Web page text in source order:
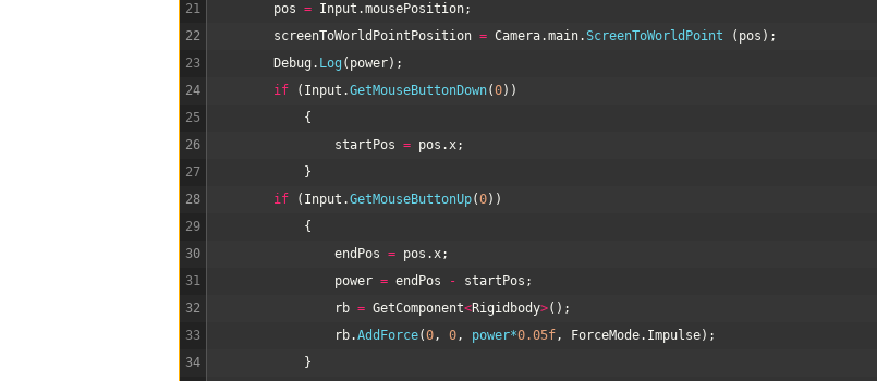
21
22
23
24
25
26
27
28
29
30
31
32
33
34
pos = Input .mousePosition;
screenToWorldPointPosition = Camera.main.ScreenToWorldPoint ( pos ) ;
Debug . Log ( power) ;
if
( Input .GetMouseButtonDown(0) )
{
startPos = pos .x;
}
if
( Input .GetMouseButtonUp(0) )
{
endPos = pos .x;
power = endPos - startPos ;
rb = GetComponent<Rigidbody>( ) ;
rb.AddForce(0, 0, power*0.05f, ForceMode. Impulse) ;
}